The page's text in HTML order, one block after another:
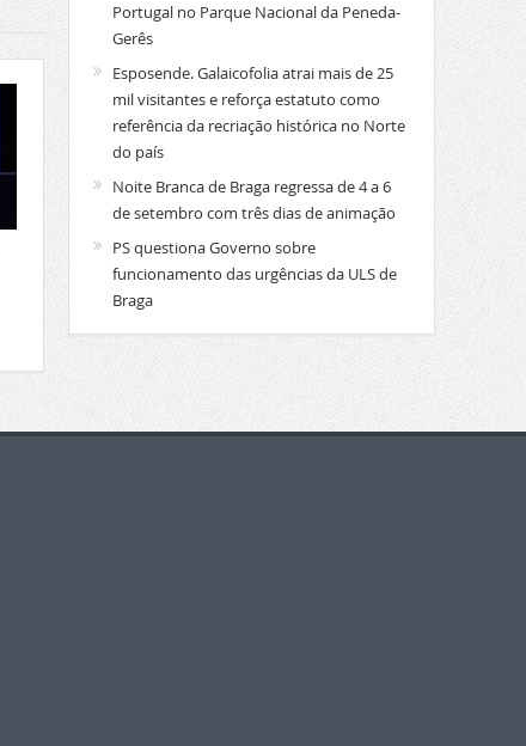
Portugal no Parque Nacional da Peneda-
Gerês
Esposende. Galaicofolia atrai mais de 25
mil visitantes e reforça estatuto como
referência da recriação histórica no Norte
do país
Noite Branca de Braga regressa de 4 a 6
de setembro com três dias de animação
PS questiona Governo sobre
funcionamento das urgências da ULS de
Braga